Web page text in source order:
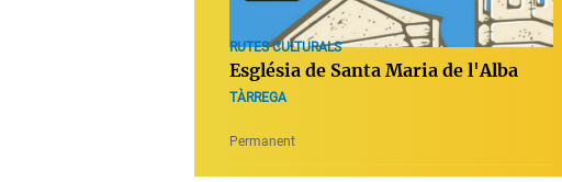
RUTES CULTURALS
Església de Santa Maria de l'Alba
TÀRREGA
Permanent